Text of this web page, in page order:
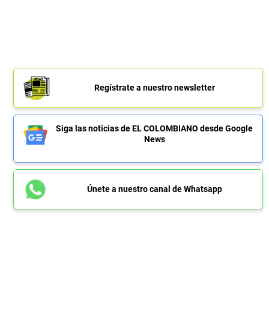
Regístrate a nuestro newsletter
Siga las noticias de EL COLOMBIANO desde Google
News
Únete a nuestro canal de Whatsapp